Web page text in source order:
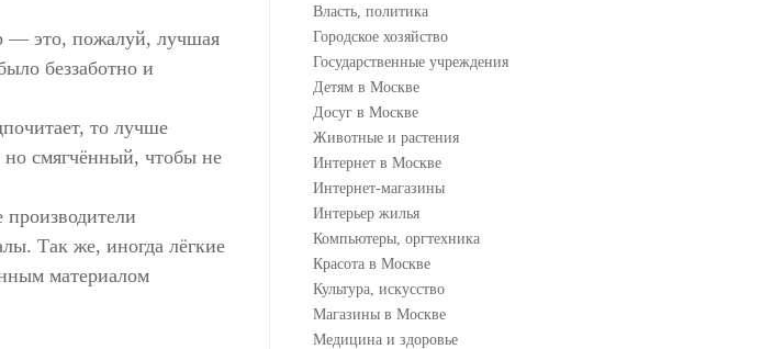
— это, пожалуй, лучшая
беззаботно и
то лучше
смягчённый, чтобы не
Так же, иногда лёгкие
материалом
Власть, политика
Городское хозяйство
Государственные учреждения
Детям в Москве
Досуг в Москве
Животные и растения
Интернет в Москве
Интернет-магазины
Интерьер жилья
Компьютеры, оргтехника
Красота в Москве
Культура, искусство
Магазины в Москве
Медицина и здоровье